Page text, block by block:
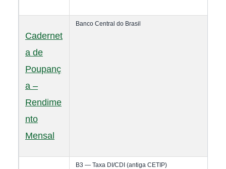
Cadernet
a de
Poupanç
a –
Rendime
nto
Mensal
Banco Central do Brasil
B3 — Taxa DI/CDI (antiga CETIP)